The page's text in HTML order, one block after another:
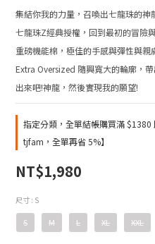
集結你我的力量，召喚出七龍珠的神
七龍珠Z經典授權，回到最初的冒險
重磅機能棉，極佳的手感與彈性與親
Extra Oversized 隨興寬大的輪廓，
出來吧!神龍，然後實現我的願望!
指定分類，全單結帳購買滿
tjfam，全單再省 5%】
NT$1,980
尺寸 : S
S M L XL XXL